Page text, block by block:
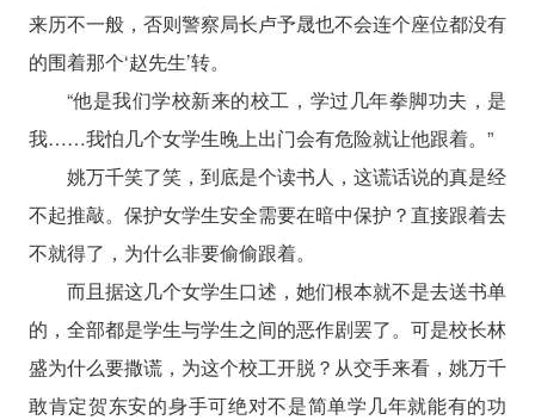
来历不一般，否则警察局长卢予晟也不会连个座位都没有
的围着那个‘赵先生’转。
“他是我们学校新来的校工，学过几年拳脚功夫，是
我……我怕几个女学生晚上出门会有危险就让他跟着。”
姚万千笑了笑，到底是个读书人，这谎话说的真是经
不起推敲。保护女学生安全需要在暗中保护？直接跟着去
不就得了，为什么非要偷偷跟着。
而且据这几个女学生口述，她们根本就不是去送书单
的，全部都是学生与学生之间的恶作剧罢了。可是校长林
盛为什么要撒谎，为这个校工开脱？从交手来看，姚万千
敢肯定贺东安的身手可绝对不是简单学几年就能有的功